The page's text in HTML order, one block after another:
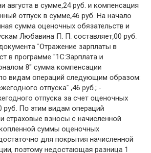
августа в сумме,24 руб. и компенсация
отпуск в сумме,46 руб. На начало
сумма оценочных обязательств и
Любавина П. П. составляет,00 руб.
"Отражение зарплаты в
в программе "1С:Зарплата и
8" сумма компенсации
видам операций следующим образом:
отпуска" ,46 руб.; -
отпуска за счет оценочных
руб. По этим видам операций
страховые взносы с начисленной
суммы оценочных
для покрытия начисленной
поэтому недостающая разница 1